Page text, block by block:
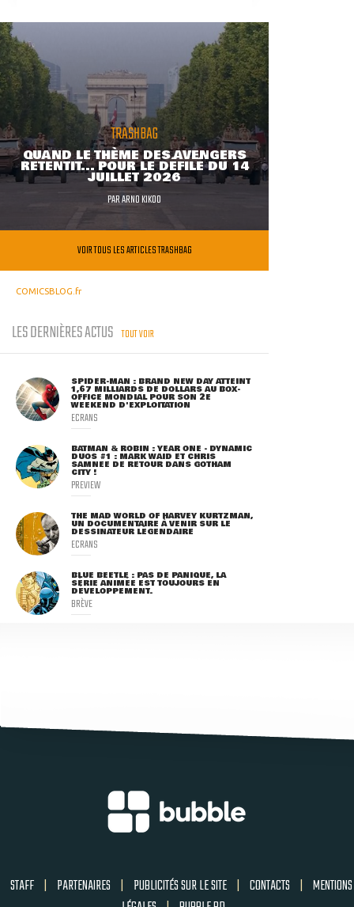
TRASHBAG
QUAND LE THÈME DES AVENGERS
RETENTIT... POUR LE DÉFILÉ DU 14
JUILLET 2026
PARARNO KIKOO
VOIR TOUS LES ARTICLES TRASHBAG
COMICSBLOG.fr
LES DERNIÈRES ACTUS TOUT VOIR
SPIDER-MAN : BRAND NEW DAY ATTEINT
1,67 MILLIARDS DE DOLLARS AU BOX-
OFFICE MONDIAL POUR SON 2E
WEEKEND D'EXPLOITATION
ECRANS
BATMAN & ROBIN : YEAR ONE - DYNAMIC
DUOS #1 : MARK WAID ET CHRIS
SAMNEE DE RETOUR DANS GOTHAM
CITY !
PREVIEW
THE MAD WORLD OF HARVEY KURTZMAN,
UN DOCUMENTAIRE À VENIR SUR LE
DESSINATEUR LÉGENDAIRE
ECRANS
BLUE BEETLE : PAS DE PANIQUE, LA
SÉRIE ANIMÉE EST TOUJOURS EN
DÉVELOPPEMENT.
BRÈVE
STAFF | PARTENAIRES | PUBLICITÉS SUR LE SITE | CONTACTS | MENTIONS